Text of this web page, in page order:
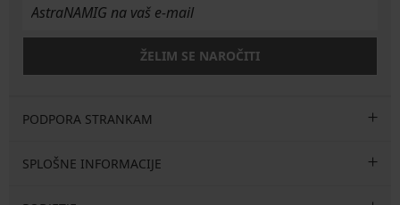
ŽELIM SE NAROČITI
PODPORA STRANKAM
SPLOŠNE INFORMACIJE